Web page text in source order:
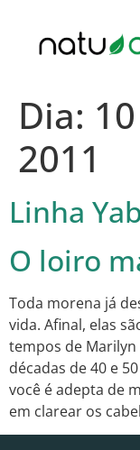
Dia:
2011
Linha
O loiro
Toda morena já
vida. Afinal, elas
tempos de
décadas de 40 e
você é adepta de
em clarear os